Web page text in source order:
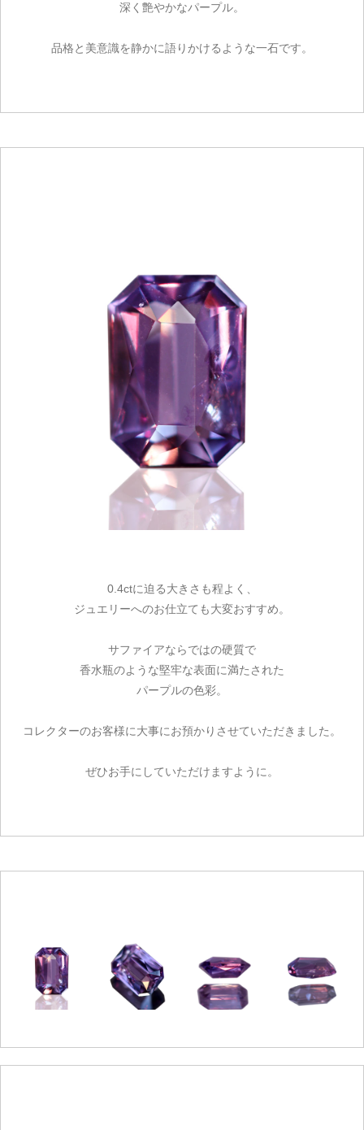
深く艶やかなパープル。
品格と美意識を静かに語りかけるような一石です。
0.4ctに迫る大きさも程よく、
ジュエリーへのお仕立ても大変おすすめ。
サファイアならではの硬質で
香水瓶のような堅牢な表面に満たされた
パープルの色彩。
コレクターのお客様に大事にお預かりさせていただきました。
ぜひお手にしていただけますように。